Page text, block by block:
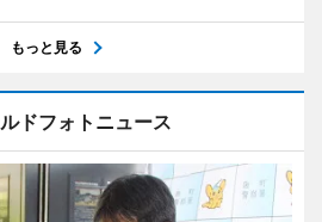
もっと見る
ドフォトニュース